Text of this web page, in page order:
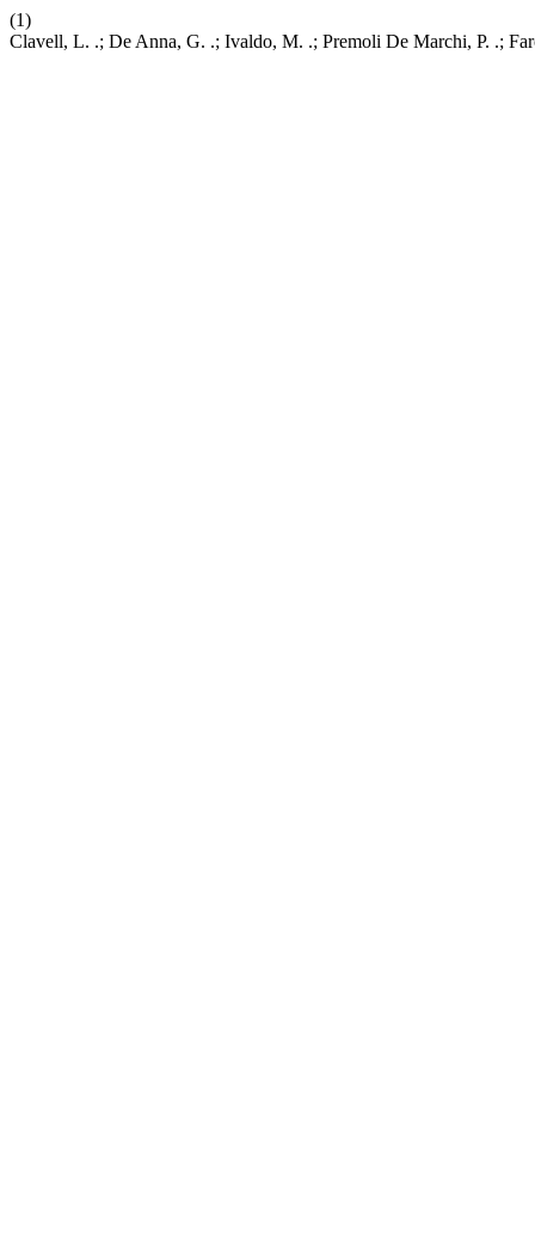
(1)
Clavell, L. .; De Anna, G. .; Ivaldo, M. .; Premoli De Marchi, P. .;